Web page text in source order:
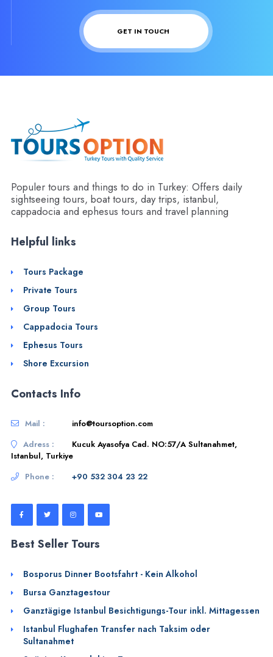
GET IN TOUCH
Populer tours and things to do in Turkey: Offers daily
sightseeing tours, boat tours, day trips, istanbul,
cappadocia and ephesus tours and travel planning
Helpful links
Tours Package
Private Tours
Group Tours
Cappadocia Tours
Ephesus Tours
Shore Excursion
Contacts Info
Mail :
info@toursoption.com
Adress :
Kucuk Ayasofya Cad. NO:57/A Sultanahmet,
Istanbul, Turkiye
Phone :
+90 532 304 23 22
Best Seller Tours
Bosporus Dinner Bootsfahrt - Kein Alkohol
Bursa Ganztagestour
Ganztägige Istanbul Besichtigungs-Tour inkl. Mittagessen
Istanbul Flughafen Transfer nach Taksim oder
Sultanahmet